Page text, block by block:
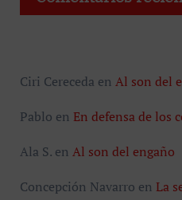
Ciri Cereceda en Al son del
Pablo en En defensa de los
Ala S.en Al son del engaño
Concepción Navarro en La